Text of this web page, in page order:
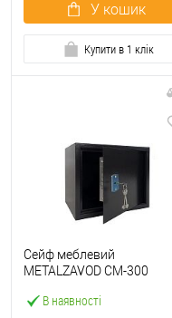
У кошик
Купити в 1 клік
В наявності
Сейф меблевий
METALZAVOD СМ-300